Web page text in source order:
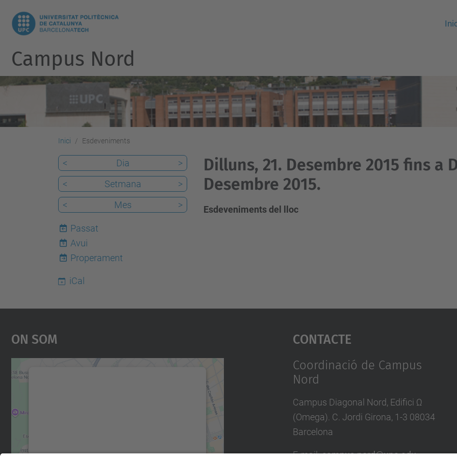
Campus Nord
Inici Esdeveniments
Dilluns, 21. Desembre 2015 fins a
Desembre 2015.
Esdeveniments del lloc
< Dia
>
<
Setmana
>
<
Mes >
Passat
9
Avui
Properament
iCal
On Som Contacte
Coordinació de Campus
Nord
Campus Diagonal Nord, Edifici Ω
(Omega). C. Jordi Girona, 1-3 08034
Barcelona
E-mail:campus.nord@upc.edu